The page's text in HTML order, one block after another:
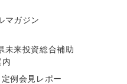
マガジン
未来投資総合補助
例会見レポー